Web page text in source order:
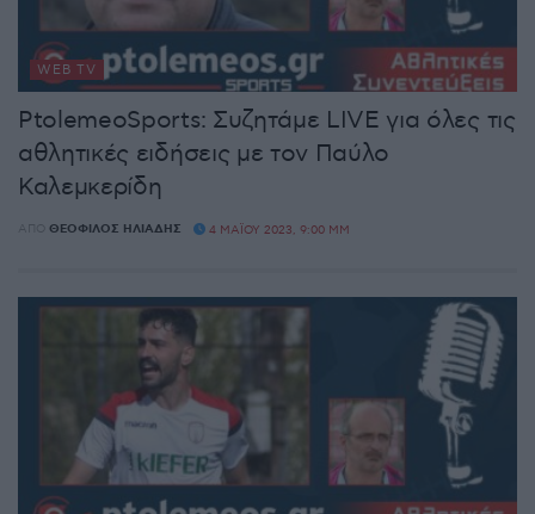
WEB TV
PtolemeoSports: Συζητάμε LIVE για όλες τις
αθλητικές ειδήσεις με τον Παύλο
Καλεμκερίδη
ΑΠΌ ΘΕΌΦΙΛΟΣ ΗΛΙΆΔΗΣ 4 ΜΑΪ́ΟΥ 2023, 9:00 ΜΜ